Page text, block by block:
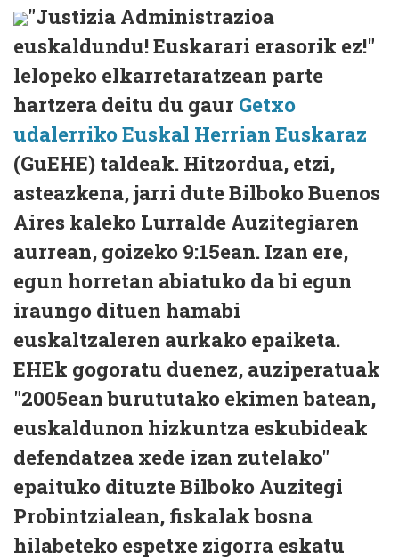
"Justizia Administrazioa
euskaldundu! Euskarari erasorik ez!"
lelopeko elkarretaratzean parte
hartzera deitu du gaur Getxo
udalerriko Euskal Herrian Euskaraz
(GuEHE) taldeak. Hitzordua, etzi,
asteazkena, jarri dute Bilboko Buenos
Aires kaleko Lurralde Auzitegiaren
aurrean, goizeko 9:15ean. Izan ere,
egun horretan abiatuko da bi egun
iraungo dituen hamabi
euskaltzaleren aurkako epaiketa.
EHEk gogoratu duenez, auziperatuak
"2005ean burututako ekimen batean,
euskaldunon hizkuntza eskubideak
defendatzea xede izan zutelako"
epaituko dituzte Bilboko Auzitegi
Probintzialean, fiskalak bosna
hilabeteko espetxe zigorra eskatu